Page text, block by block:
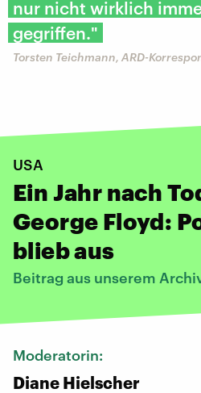
nur nicht wirklich
gegriffen."
Torsten Teichmann, ARD-
USA
Ein Jahr nach
George Floyd:
blieb aus
Beitrag aus unserem
Moderatorin:
Diane Hielscher